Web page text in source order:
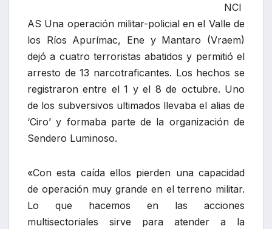
NCI
AS Una operación militar-policial en el Valle de
los Ríos Apurímac, Ene y Mantaro (Vraem)
dejó a cuatro terroristas abatidos y permitió el
arresto de 13 narcotraficantes. Los hechos se
registraron entre el 1 y el 8 de octubre. Uno
de los subversivos ultimados llevaba el alias de
‘Ciro’ y formaba parte de la organización de
Sendero Luminoso.
«Con esta caída ellos pierden una capacidad
de operación muy grande en el terreno militar.
Lo que hacemos en las acciones
multisectoriales sirve para atender a la